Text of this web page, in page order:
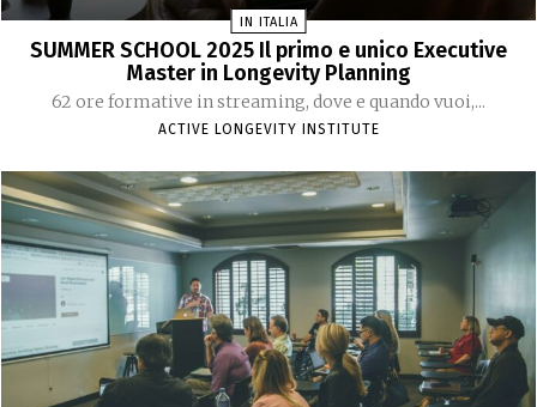
IN ITALIA
SUMMER SCHOOL 2025 Il primo e unico Executive
Master in Longevity Planning
62 ore formative in streaming, dove e quando vuoi,...
ACTIVE LONGEVITY INSTITUTE